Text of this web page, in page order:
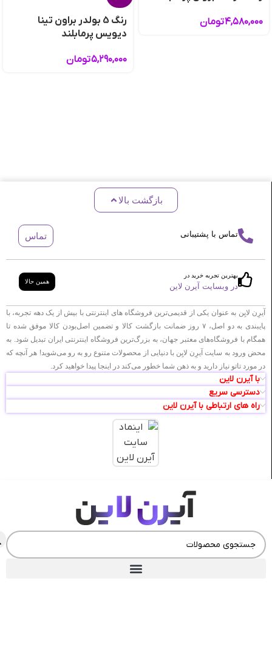
۴,۵۸۰,۰۰۰تومان
رنگ 5 بولدر براون تینا
دیویس پرمابلند
۵,۲۹۰,۰۰۰تومان
بازگشت بالا
تماس با پشتیبانی تماس
بهترین تجربه خرید در
در وبسایت آیرن لاین
همین حالا
آیرِن لایِن به عنوان یکی از قدیمی‌ترین فروشگاه های اینترنتی با بیش از یک دهه تجربه، با
پایبندی به دو اصل، ۷ روز ضمانت بازگشت کالا و تضمین اصل‌بودن کالا موفق شده تا
همگام با فروشگاه‌های معتبر جهان، به بزرگ‌ترین فروشگاه اینترنتی ایران تبدیل شود. به
محض ورود به سایت آیرِن لایِن با دنیایی از محصولات متنوع رو به رو می‌شوید! هر آنچه که
در مورد تاتو نیاز دارید و به ذهن شما خطور می‌کند در اینجا پیدا خواهید کرد.
با آیرن لاین
دسترسی سریع
راه های ارتباطی با آیرن لاین